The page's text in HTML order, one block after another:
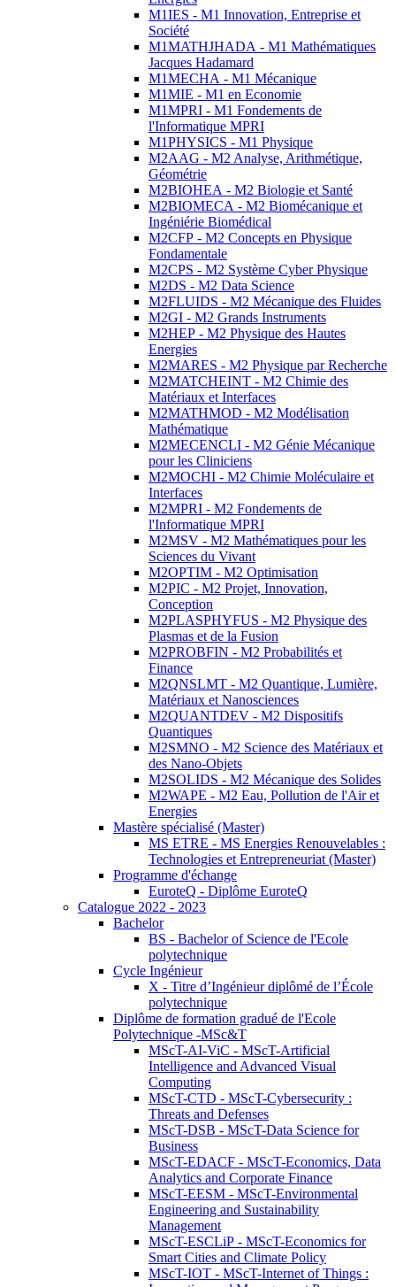
M1IES - M1 Innovation, Entreprise et
Société
M1MATHJHADA - M1 Mathématiques
Jacques Hadamard
M1MECHA - M1 Mécanique
M1MIE - M1 en Economie
M1MPRI - M1 Fondements de
l'Informatique MPRI
M1PHYSICS - M1 Physique
M2AAG - M2 Analyse, Arithmétique,
Géométrie
M2BIOHEA - M2 Biologie et Santé
M2BIOMECA - M2 Biomécanique et
Ingéniérie Biomédical
M2CFP - M2 Concepts en Physique
Fondamentale
M2CPS - M2 Système Cyber Physique
M2DS - M2 Data Science
M2FLUIDS - M2 Mécanique des Fluides
M2GI - M2 Grands Instruments
M2HEP - M2 Physique des Hautes
Energies
M2MARES - M2 Physique par Recherche
M2MATCHEINT - M2 Chimie des
Matériaux et Interfaces
M2MATHMOD - M2 Modélisation
Mathématique
M2MECENCLI - M2 Génie Mécanique
pour les Cliniciens
M2MOCHI - M2 Chimie Moléculaire et
Interfaces
M2MPRI - M2 Fondements de
l'Informatique MPRI
M2MSV - M2 Mathématiques pour les
Sciences du Vivant
M2OPTIM - M2 Optimisation
M2PIC - M2 Projet, Innovation,
Conception
M2PLASPHYFUS - M2 Physique des
Plasmas et de la Fusion
M2PROBFIN - M2 Probabilités et
Finance
M2QNSLMT - M2 Quantique, Lumière,
Matériaux et Nanosciences
M2QUANTDEV - M2 Dispositifs
Quantiques
M2SMNO - M2 Science des Matériaux et
des Nano-Objets
M2SOLIDS - M2 Mécanique des Solides
M2WAPE - M2 Eau, Pollution de l'Air et
Energies
Mastère spécialisé (Master)
MS ETRE - MS Energies Renouvelables :
Technologies et Entrepreneuriat (Master)
Programme d'échange
EuroteQ - Diplôme EuroteQ
Catalogue 2022 - 2023
Bachelor
BS - Bachelor of Science de l'Ecole
polytechnique
Cycle Ingénieur
X - Titre d’Ingénieur diplômé de l’École
polytechnique
Diplôme de formation gradué de l'Ecole
Polytechnique -MSc&T
MScT-AI-ViC - MScT-Artificial
Intelligence and Advanced Visual
Computing
MScT-CTD - MScT-Cybersecurity :
Threats and Defenses
MScT-DSB - MScT-Data Science for
Business
MScT-EDACF - MScT-Economics, Data
Analytics and Corporate Finance
MScT-EESM - MScT-Environmental
Engineering and Sustainability
Management
MScT-ESCLiP - MScT-Economics for
Smart Cities and Climate Policy
MScT-IOT - MScT-Internet of Things :